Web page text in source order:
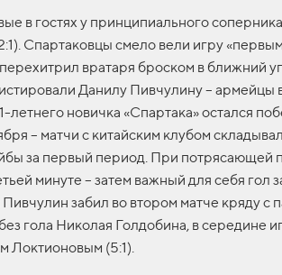
в гостях у принципиального
Спартаковцы смело вели игру
вратаря броском в ближний
Данилу Пивчулину – армейцы
новичка «Спартака» остался
– матчи с китайским клубом
за первый период. При
минуте – затем важный для себя гол
забил во втором матче кряду с
гола Николая Голдобина, в середине
Локтионовым (5:1).